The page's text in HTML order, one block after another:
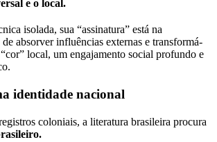
e o local.
isolada, sua “assinatura” está na
absorver influências externas e transformá-
local, um engajamento social profundo e
identidade nacional
coloniais, a literatura brasileira procura